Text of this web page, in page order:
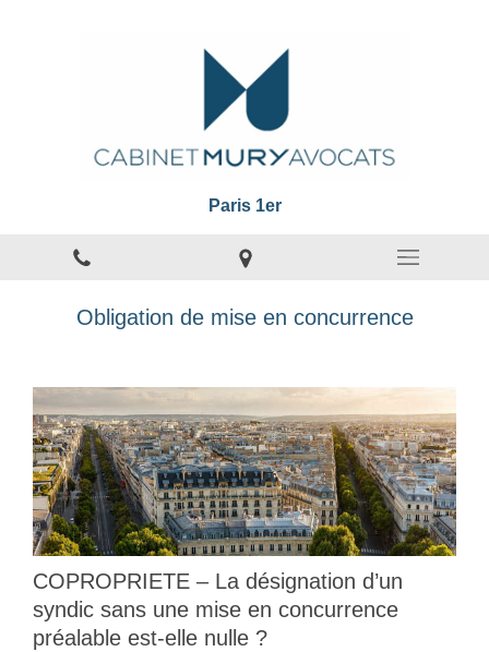
Paris 1er
Obligation de mise en concurrence
COPROPRIETE – La désignation d’un
syndic sans une mise en concurrence
préalable est-elle nulle ?